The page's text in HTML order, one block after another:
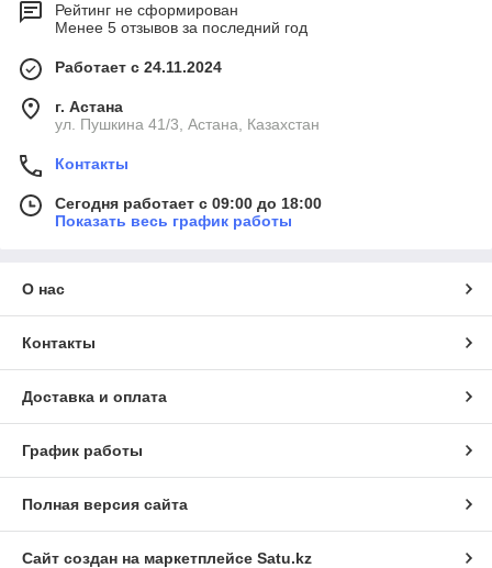
Рейтинг не сформирован
Менее 5 отзывов за последний год
Работает с 24.11.2024
г. Астана
ул. Пушкина 41/3, Астана, Казахстан
Контакты
Сегодня работает с 09:00 до 18:00
Показать весь график работы
О нас
Контакты
Доставка и оплата
График работы
Полная версия сайта
Сайт создан на маркетплейсе Satu.kz